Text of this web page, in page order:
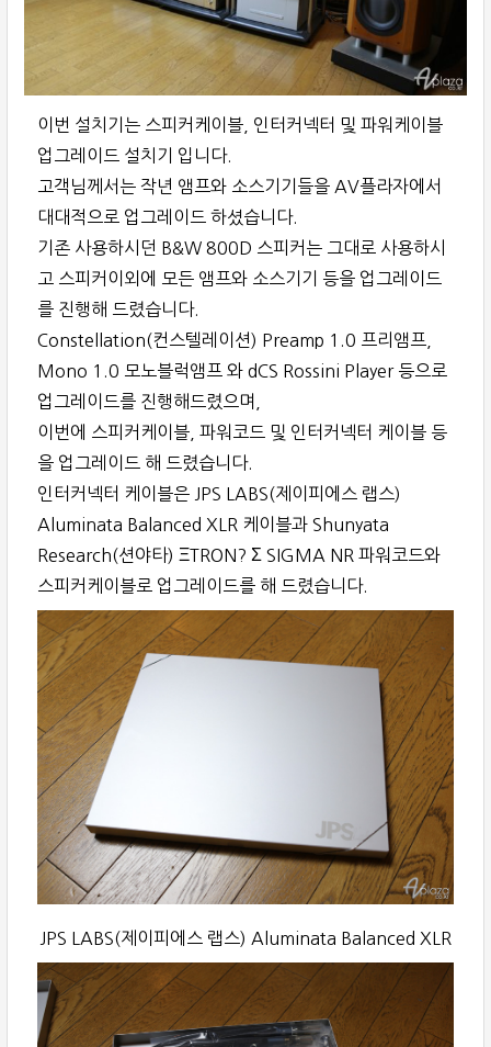
이번 설치기는 스피커케이블, 인터커넥터 및 파워케이블
업그레이드 설치기 입니다.
고객님께서는 작년 앰프와 소스기기들을 AV플라자에서
대대적으로 업그레이드 하셨습니다.
기존 사용하시던 B&W 800D 스피커는 그대로 사용하시
고 스피커이외에 모든 앰프와 소스기기 등을 업그레이드
를 진행해 드렸습니다.
Constellation(컨스텔레이션) Preamp 1.0 프리앰프,
Mono 1.0 모노블럭앰프 와 dCS Rossini Player 등으로
업그레이드를 진행해드렸으며,
이번에 스피커케이블, 파워코드 및 인터커넥터 케이블 등
을 업그레이드 해 드렸습니다.
인터커넥터 케이블은 JPS LABS(제이피에스 랩스)
Aluminata Balanced XLR 케이블과 Shunyata
Research(션야타) ΞTRON? Σ SIGMA NR 파워코드와
스피커케이블로 업그레이드를 해 드렸습니다.
JPS LABS(제이피에스 랩스) Aluminata Balanced XLR